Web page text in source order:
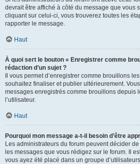
devrait être affiché à côté du message que vous
cliquant sur celui-ci, vous trouverez toutes les
rapporter le message.
Haut
À quoi sert le bouton « Enregistrer comme
rédaction d’un sujet ?
Il vous permet d’enregistrer comme brouillons
souhaitez finaliser et publier ultérieurement.
messages enregistrés comme brouillons depuis
l’utilisateur.
Haut
Pourquoi mon message a-t-il besoin d’être
Les administrateurs du forum peuvent décider
les messages que vous rédigez sur le forum. Il
vous ayez été placé dans un groupe